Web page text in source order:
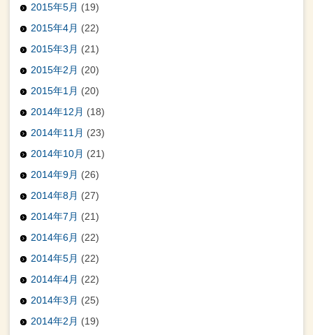
2015年5月 (19)
2015年4月 (22)
2015年3月 (21)
2015年2月 (20)
2015年1月 (20)
2014年12月 (18)
2014年11月 (23)
2014年10月 (21)
2014年9月 (26)
2014年8月 (27)
2014年7月 (21)
2014年6月 (22)
2014年5月 (22)
2014年4月 (22)
2014年3月 (25)
2014年2月 (19)